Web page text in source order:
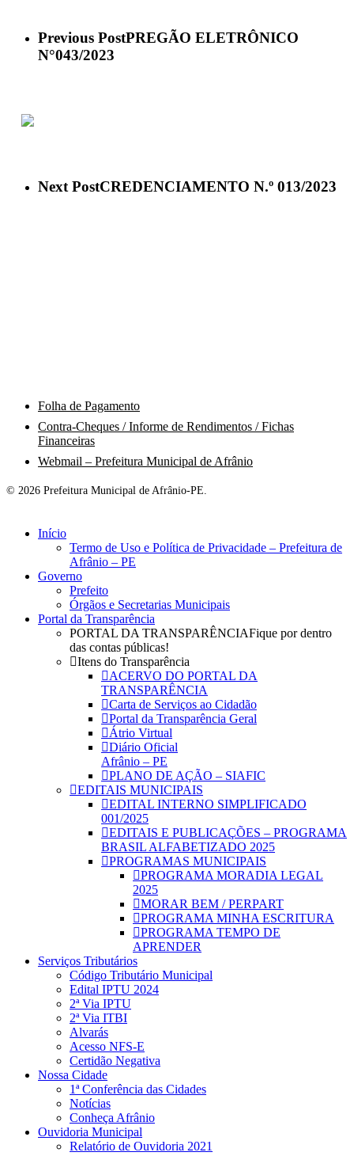
Previous PostPREGÃO ELETRÔNICO
N°043/2023
Next PostCREDENCIAMENTO N.º 013/2023
Folha de Pagamento
Contra-Cheques / Informe de Rendimentos / Fichas
Financeiras
Webmail – Prefeitura Municipal de Afrânio
© 2026 Prefeitura Municipal de Afrânio-PE.
Close
Início
Termo de Uso e Política de Privacidade – Prefeitura de
Afrânio – PE
Governo
Prefeito
Órgãos e Secretarias Municipais
Portal da Transparência
PORTAL DA TRANSPARÊNCIAFique por dentro
das contas públicas!
Itens do Transparência
ACERVO DO PORTAL DA
TRANSPARÊNCIA
Carta de Serviços ao Cidadão
Portal da Transparência Geral
Átrio Virtual
Diário Oficial
Afrânio – PE
PLANO DE AÇÃO – SIAFIC
EDITAIS MUNICIPAIS
EDITAL INTERNO SIMPLIFICADO
001/2025
EDITAIS E PUBLICAÇÕES – PROGRAMA
BRASIL ALFABETIZADO 2025
PROGRAMAS MUNICIPAIS
PROGRAMA MORADIA LEGAL
2025
MORAR BEM / PERPART
PROGRAMA MINHA ESCRITURA
PROGRAMA TEMPO DE
APRENDER
Serviços Tributários
Código Tributário Municipal
Edital IPTU 2024
2ª Via IPTU
2ª Via ITBI
Alvarás
Acesso NFS-E
Certidão Negativa
Nossa Cidade
1ª Conferência das Cidades
Notícias
Conheça Afrânio
Ouvidoria Municipal
Relatório de Ouvidoria 2021